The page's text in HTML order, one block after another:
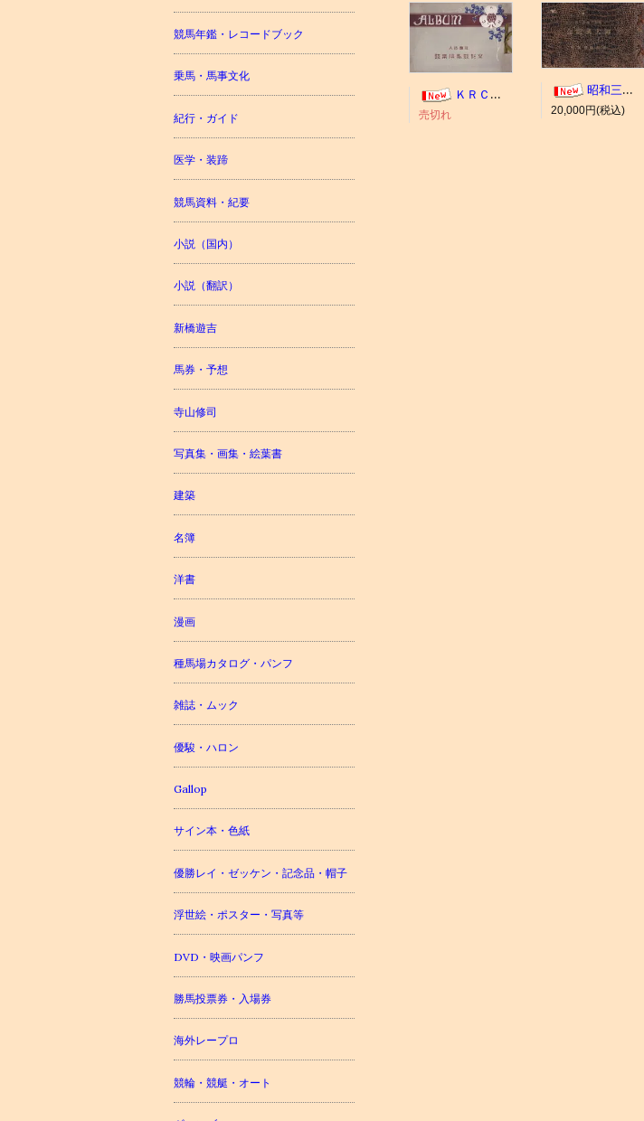
ＫＲＣ ＡＬＢＵＭ（京都競馬場写真帖）
売切れ
昭和三年十一月 御大典記念
20,000円(税込)
競馬年鑑・レコードブック
乗馬・馬事文化
紀行・ガイド
医学・装蹄
競馬資料・紀要
小説（国内）
小説（翻訳）
新橋遊吉
馬券・予想
寺山修司
写真集・画集・絵葉書
建築
名簿
洋書
漫画
種馬場カタログ・パンフ
雑誌・ムック
優駿・ハロン
Gallop
サイン本・色紙
優勝レイ・ゼッケン・記念品・帽子
浮世絵・ポスター・写真等
DVD・映画パンフ
勝馬投票券・入場券
海外レープロ
競輪・競艇・オート